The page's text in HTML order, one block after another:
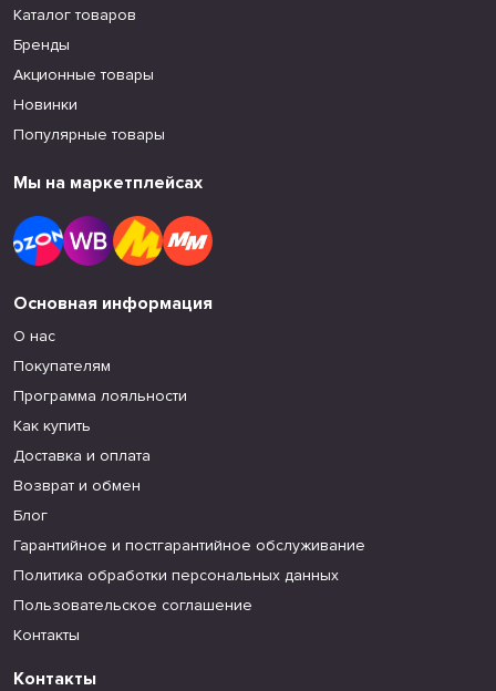
Каталог товаров
Бренды
Акционные товары
Новинки
Популярные товары
Мы на маркетплейсах
Основная информация
О нас
Покупателям
Программа лояльности
Как купить
Доставка и оплата
Возврат и обмен
Блог
Гарантийное и постгарантийное обслуживание
Политика обработки персональных данных
Пользовательское соглашение
Контакты
Контакты